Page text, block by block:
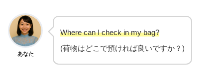
あなた
Where can I check in mybag?
(荷物はどこで預ければ良いですか？)